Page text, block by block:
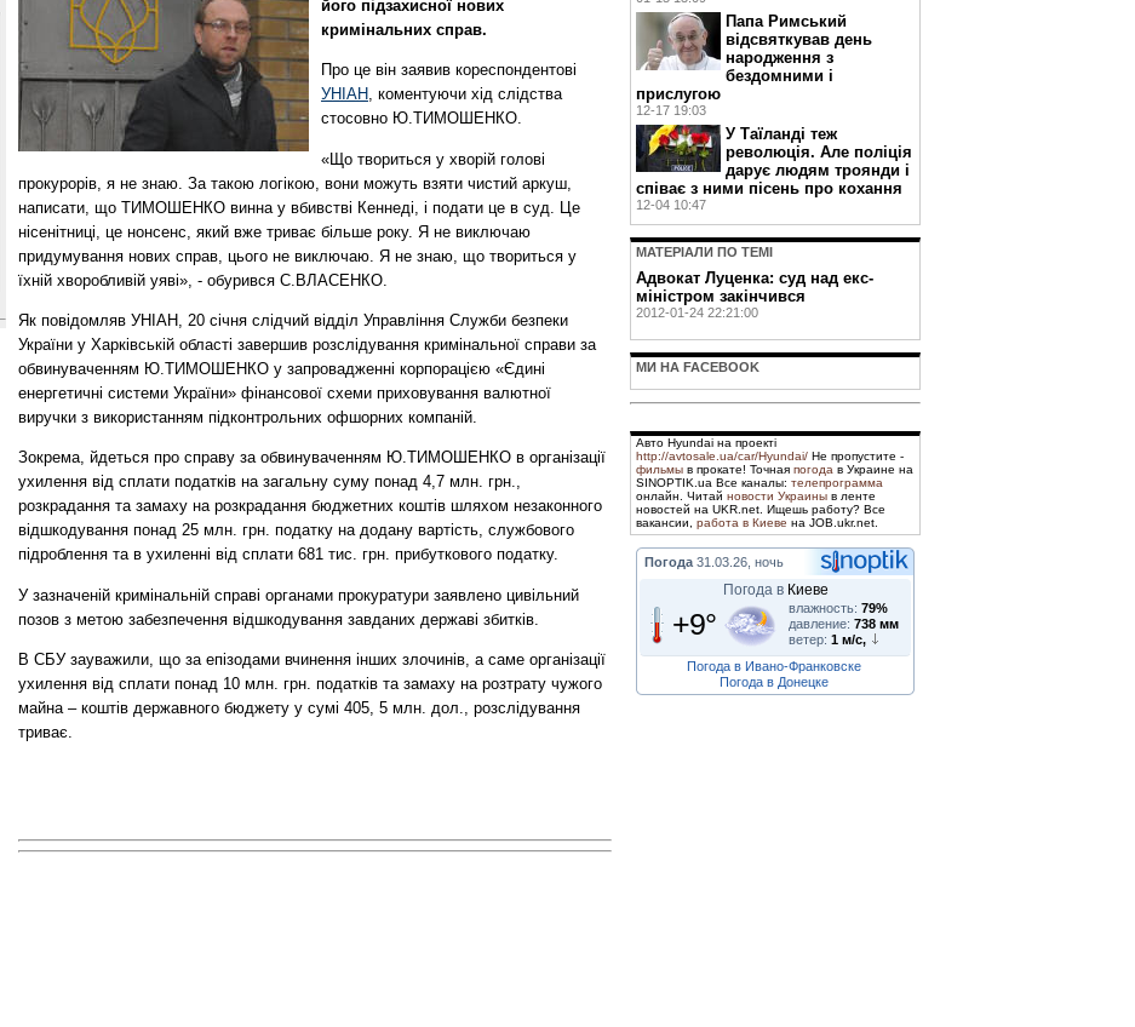
його підзахисної нових
кримінальних справ.
Про це він заявив кореспондентові
УНІАН, коментуючи хід слідства
стосовно Ю.ТИМОШЕНКО.
«Що твориться у хворій голові
прокурорів, я не знаю. За такою логікою, вони можуть взяти чистий аркуш,
написати, що ТИМОШЕНКО винна у вбивстві Кеннеді, і подати це в суд. Це
нісенітниці, це нонсенс, який вже триває більше року. Я не виключаю
придумування нових справ, цього не виключаю. Я не знаю, що твориться у
їхній хворобливій уяві», - обурився С.ВЛАСЕНКО.
Як повідомляв УНІАН, 20 січня слідчий відділ Управління Служби безпеки
України у Харківській області завершив розслідування кримінальної справи за
обвинуваченням Ю.ТИМОШЕНКО у запровадженні корпорацією «Єдині
енергетичні системи України» фінансової схеми приховування валютної
виручки з використанням підконтрольних офшорних компаній.
Зокрема, йдеться про справу за обвинуваченням Ю.ТИМОШЕНКО в організації
ухилення від сплати податків на загальну суму понад 4,7 млн. грн.,
розкрадання та замаху на розкрадання бюджетних коштів шляхом незаконного
відшкодування понад 25 млн. грн. податку на додану вартість, службового
підроблення та в ухиленні від сплати 681 тис. грн. прибуткового податку.
У зазначеній кримінальній справі органами прокуратури заявлено цивільний
позов з метою забезпечення відшкодування завданих державі збитків.
В СБУ зауважили, що за епізодами вчинення інших злочинів, а саме організації
ухилення від сплати понад 10 млн. грн. податків та замаху на розтрату чужого
майна – коштів державного бюджету у сумі 405, 5 млн. дол., розслідування
триває.
Папа Римський
відсвяткував день
народження з
бездомними і
прислугою
12-17 19:03
У Таїланді теж
революція. Але поліція
дарує людям троянди і
співає з ними пісень про кохання
12-04 10:47
МАТЕРIАЛИ ПО ТЕМI
Адвокат Луценка: суд над екс-
міністром закінчився
2012-01-24 22:21:00
МИ НА FACEBOOK
Авто Hyundai на проекті
http://avtosale.ua/car/Hyundai/ Не пропустите -
фильмы в прокате! Точная погода в Украине на
SINOPTIK.ua Все каналы: телепрограмма
онлайн. Читай новости Украины в ленте
новостей на UKR.net. Ищешь работу? Все
вакансии, работа в Киеве на JOB.ukr.net.
Погода 31.03.26, ночь
Погода в Киеве
+9° влажность: 79%
давление: 738 мм
ветер: 1 м/с,
Погода в Ивано-Франковске
Погода в Донецке